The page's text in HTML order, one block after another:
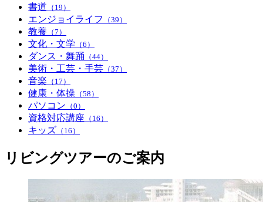
書道 （19）
エンジョイライフ （39）
教養 （7）
文化・文学 （6）
ダンス・舞踊 （44）
美術・工芸・手芸 （37）
音楽 （17）
健康・体操 （58）
パソコン （0）
資格対応講座 （16）
キッズ （16）
リビングツアーのご案内